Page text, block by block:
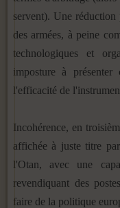
servent). Une
des armées, à peine
technologiques et
imposture à
l'efficacité de
Incohérence, en
affichée à juste titre
l'Otan, avec une
revendiquant des
faire de la politique